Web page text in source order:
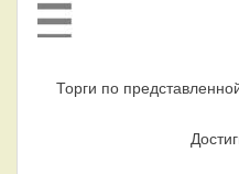
Торги по